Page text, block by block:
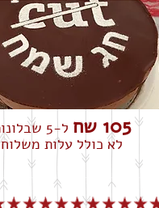
105 שח
ל-5 שבלונות
לא כולל עלות משלוח